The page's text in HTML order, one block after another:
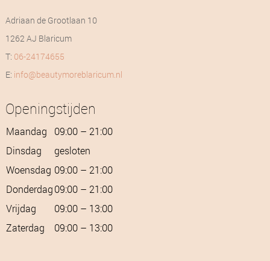
Adriaan de Grootlaan 10
1262 AJ Blaricum
T: 06-24174655
E: info@beautymoreblaricum.nl
Openingstijden
Maandag
09:00 – 21:00
Dinsdag
gesloten
Woensdag 09:00 – 21:00
Donderdag09:00 – 21:00
Vrijdag
09:00 – 13:00
Zaterdag
09:00 – 13:00